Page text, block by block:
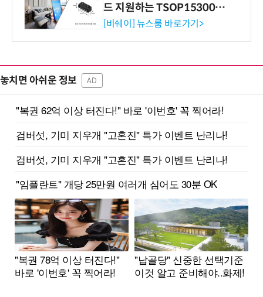
드 지원하는 TSOP15300 시
리즈 IR 수신기 출시
[비쉐이] 뉴스룸 바로가기>
놓치면 아쉬운 정보 AD